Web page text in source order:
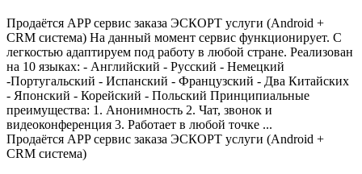
Продаётся APP сервис заказа ЭСКОРТ услуги (Android +
CRM система) На данный момент сервис функционирует. С
легкостью адаптируем под работу в любой стране. Реализован
на 10 языках: - Английский - Русский - Немецкий
-Португальский - Испанский - Французский - Два Китайских
- Японский - Корейский - Польский Принципиальные
преимущества: 1. Анонимность 2. Чат, звонок и
видеоконференция 3. Работает в любой точке ...
Продаётся APP сервис заказа ЭСКОРТ услуги (Android +
CRM система)